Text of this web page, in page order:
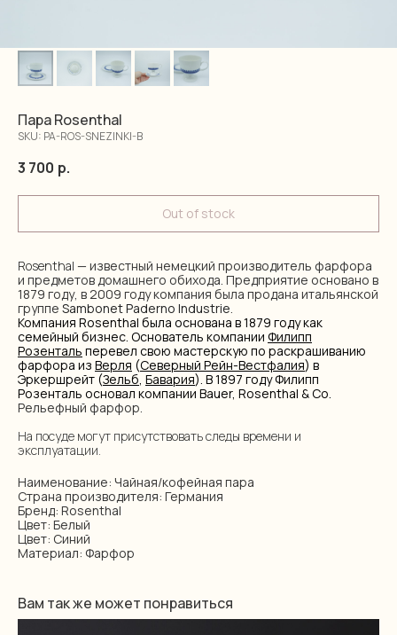
Пара Rosenthal
SKU: PA-ROS-SNEZINKI-B
3 700 р.
Out of stock
Rosenthal — известный немецкий производитель фарфора
и предметов домашнего обихода. Предприятие основано в
1879 году, в 2009 году компания была продана итальянской
группе Sambonet Paderno Industrie.
Компания Rosenthal была основана в 1879 году как
семейный бизнес. Основатель компании Филипп
Розенталь перевел свою мастерскую по раскрашиванию
фарфора из Верля (Северный Рейн-Вестфалия) в
Эркершрейт (Зельб, Бавария). В 1897 году Филипп
Розенталь основал компании Bauer, Rosenthal & Co.
Рельефный фарфор.
На посуде могут присутствовать следы времени и
эксплуатации.
Наименование: Чайная/кофейная пара
Страна производителя: Германия
Бренд: Rosenthal
Цвет: Белый
Цвет: Синий
Материал: Фарфор
Вам так же может понравиться